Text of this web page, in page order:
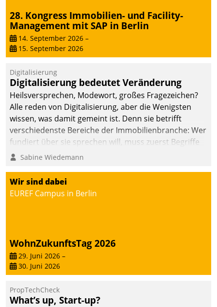
28. Kongress Immobilien- und Facility-
Management mit SAP in Berlin
14. September 2026 –
15. September 2026
Digitalisierung
Digitalisierung bedeutet Veränderung
Heilsversprechen, Modewort, großes Fragezeichen?
Alle reden von Digitalisierung, aber die Wenigsten
wissen, was damit gemeint ist. Denn sie betrifft
verschiedenste Bereiche der Immobilienbranche: Wer
fundiert über sie sprechen will, muss zuerst Begriffe
klären. Ein Aspekt ist die betriebliche Optimierung:
Einsparungen durch optimierte und automatisierte
Prozesse. Doch man darf nicht zu viel erwarten: Allein
mit der Einführung einer neuen Software ist es nicht
Sabine Wiedemann
Wir sind dabei
EUREF Campus in Berlin
WohnZukunftsTag 2026
29. Juni 2026 –
30. Juni 2026
PropTechCheck
What’s up, Start-up?